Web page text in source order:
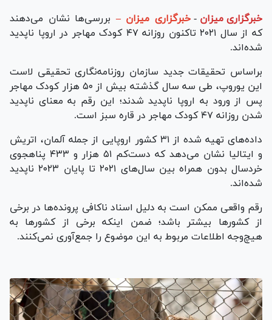
خبرگزاری میزان - خبرگزاری میزان – بررسی‌ها نشان می‌دهند
که از سال ۲۰۲۱ تاکنون روزانه ۴۷ کودک مهاجر در اروپا ناپدید
شده‌اند.
براساس تحقیقات جدید سازمان روزنامه‌نگاری تحقیقی لاست
این یوروپ، طی سه سال گذشته بیش از ۵۰ هزار کودک مهاجر
پس از ورود به اروپا ناپدید شدند؛ این رقم به معنای ناپدید
شدن روزانه ۴۷ کودک مهاجر در قاره سبز است.
داده‌های تهیه شده از ۳۱ کشور اروپایی از جمله آلمان، اتریش
و ایتالیا نشان می‌دهد که دست‌کم ۵۱ هزار و ۴۳۳ پناهجوی
خردسال بدون همراه بین سال‌های ۲۰۲۱ تا پایان ۲۰۲۳ ناپدید
شده‌اند.
رقم واقعی ممکن است به دلیل اسناد ناکافی پرونده‌ها در برخی
از کشور‌ها بیشتر باشد؛ ضمن اینکه برخی از کشور‌ها به
هیچ‌وجه اطلاعات مربوط به این موضوع را جمع‌آوری نمی‌کنند.